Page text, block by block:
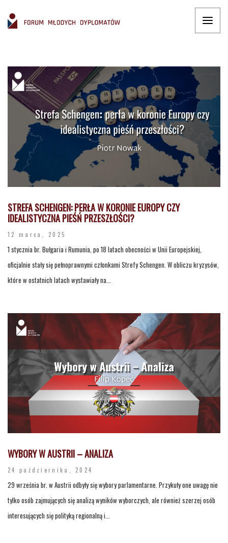
STREFA SCHENGEN: PERŁA W KORONIE EUROPY CZY
IDEALISTYCZNA PIEŚŃ PRZESZŁOŚCI?
12 marca, 2025
1 stycznia br. Bułgaria i Rumunia, po 18 latach obecności w Unii Europejskiej,
oficjalnie stały się pełnoprawnymi członkami Strefy Schengen. W obliczu kryzysów,
które w ostatnich latach wystawiały na...
WYBORY W AUSTRII – ANALIZA
24 października, 2024
29 września br. w Austrii odbyły się wybory parlamentarne. Przykuły one uwagę nie
tylko osób zajmujących się analizą wyników wyborczych, ale również szerzej osób
interesujących się polityką regionalną i...